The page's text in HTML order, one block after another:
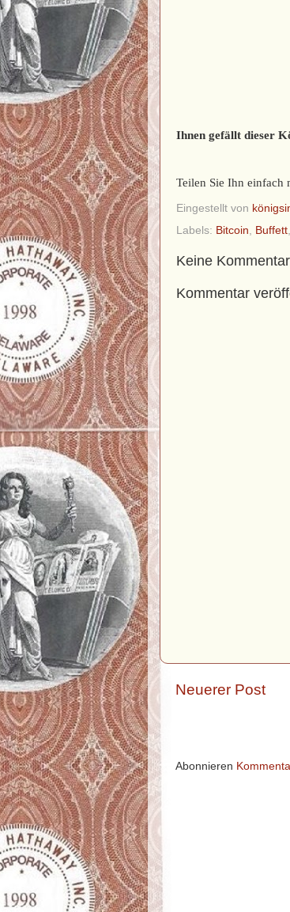
Ihnen gefällt dieser
Teilen Sie Ihn einfach
Eingestellt von
Labels: Bitcoin Buffett
Keine
Kommentar
Neuerer Post
Abonnieren